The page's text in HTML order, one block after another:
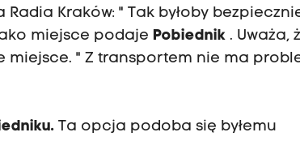
Kraków: " Tak byłoby
miejsce podaje Pobiednik . Uważa,
miejsce. " Z transportem nie ma
Ta opcja podoba się byłemu